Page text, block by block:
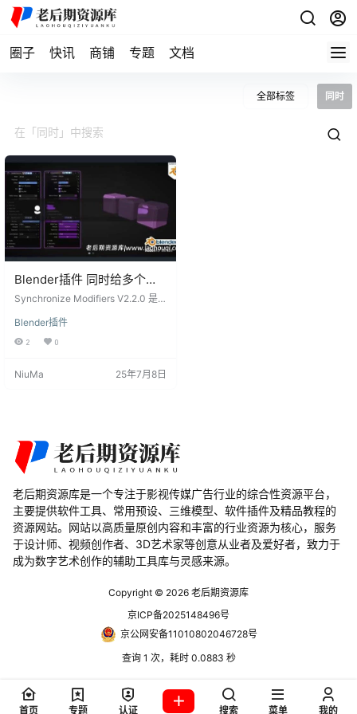
圈子 快讯 商铺 专题 文档
全部标签 同时
Blender插件 同时给多个模
型增添效果 Synchronize
Synchronize Modifiers V2.2.0 是
您同时为多个对象添加修改器，并
自动使用驱动程序同步所有修改
个对象添加修改器，无需逐个操
在不同对象之间保持一致。 提…
Blender插件
2 0
NiuMa 25年7月8日
老后期资源库是一个专注于影视传媒广告行业的综合性资源平台，
主要提供软件工具、常用预设、三维模型、软件插件及精品教程的
资源网站。网站以高质量原创内容和丰富的行业资源为核心，服务
于设计师、视频创作者、3D艺术家等创意从业者及爱好者，致力于
成为数字艺术创作的辅助工具库与灵感来源。
Copyright © 2026 老后期资源库
京ICP备2025148496号
京公网安备11010802046728号
查询 1 次，耗时 0.0883 秒
首页 专题 认证 搜索 菜单 我的